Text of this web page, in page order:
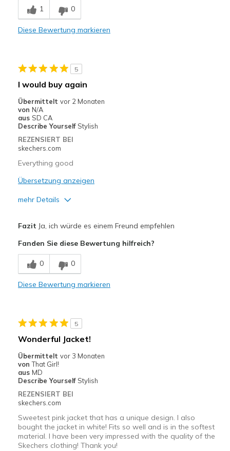
1 0
Diese Bewertung markieren
5
I would buy again
Übermittelt vor 2 Monaten
von N/A
aus SD CA
Describe Yourself Stylish
REZENSIERT BEI
skechers.com
Everything good
Übersetzung anzeigen
mehr Details
Geeignete Verwendung
Casual Wear
Fazit Ja, ich würde es einem Freund empfehlen
Fanden Sie diese Bewertung hilfreich?
0 0
Diese Bewertung markieren
5
Wonderful Jacket!
Übermittelt vor 3 Monaten
von That Girl!
aus MD
Describe Yourself Stylish
REZENSIERT BEI
skechers.com
Sweetest pink jacket that has a unique design. I also
bought the jacket in white! Fits so well and is in the softest
material. I have been very impressed with the quality of the
Skechers clothing! Thank you!